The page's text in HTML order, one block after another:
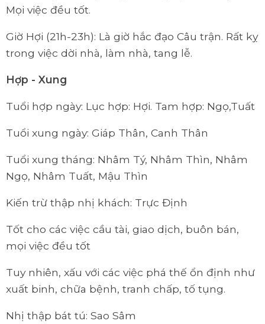
Mọi việc đều tốt.
Giờ Hợi (21h-23h): Là giờ hắc đạo Câu trận. Rất kỵ
trong việc dời nhà, làm nhà, tang lễ.
Hợp - Xung
Tuổi hợp ngày: Lục hợp: Hợi. Tam hợp: Ngọ,Tuất
Tuổi xung ngày: Giáp Thân, Canh Thân
Tuổi xung tháng: Nhâm Tý, Nhâm Thìn, Nhâm
Ngọ, Nhâm Tuất, Mậu Thìn
Kiến trừ thập nhị khách: Trực Định
Tốt cho các việc cầu tài, giao dịch, buôn bán,
mọi việc đều tốt
Tuy nhiên, xấu với các việc phá thế ổn định như
xuất binh, chữa bệnh, tranh chấp, tố tụng.
Nhị thập bát tú: Sao Sâm